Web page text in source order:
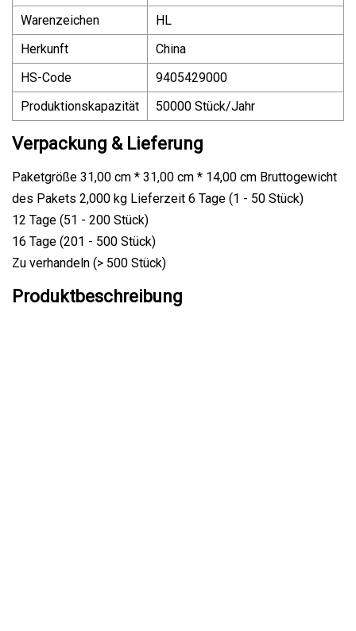
Warenzeichen
HL
Herkunft
China
HS-Code
9405429000
Produktionskapazität
50000 Stück/Jahr
Verpackung & Lieferung
Paketgröße 31,00 cm * 31,00 cm * 14,00 cm Bruttogewicht
des Pakets 2,000 kg Lieferzeit 6 Tage (1 - 50 Stück)
12 Tage (51 - 200 Stück)
16 Tage (201 - 500 Stück)
Zu verhandeln (> 500 Stück)
Produktbeschreibung